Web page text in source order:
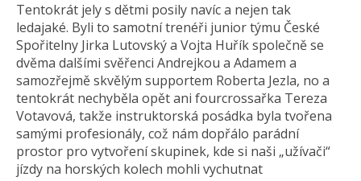
Tentokrát jely s dětmi posily navíc a nejen tak
ledajaké. Byli to samotní trenéři junior týmu České
Spořitelny Jirka Lutovský a Vojta Huřík společně se
dvěma dalšími svěřenci Andrejkou a Adamem a
samozřejmě skvělým supportem Roberta Jezla, no a
tentokrát nechyběla opět ani fourcrossařka Tereza
Votavová, takže instruktorská posádka byla tvořena
samými profesionály, což nám dopřálo parádní
prostor pro vytvoření skupinek, kde si naši „užívači“
jízdy na horských kolech mohli vychutnat